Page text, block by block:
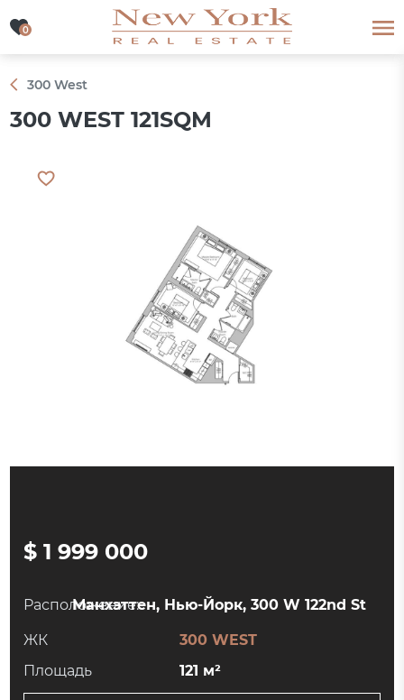
0
0
300 West
300 WEST 121SQM
$ 1 999 000
Расположение:
Манхэттен, Нью-Йорк, 300 W 122nd St
ЖК
300 WEST
Площадь
121 м²